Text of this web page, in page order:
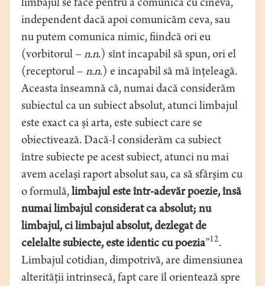
limbajul se face pentru a comunica cu cineva,
independent dacă apoi comunicăm ceva, sau
nu putem comunica nimic, fiindcă ori eu
(vorbitorul – n.n.) sînt incapabil să spun, ori el
(receptorul – n.n.) e incapabil să mă înţeleagă.
Aceasta înseamnă că, numai dacă considerăm
subiectul ca un subiect absolut, atunci limbajul
este exact ca şi arta, este subiect care se
obiectivează. Dacă-l considerăm ca subiect
între subiecte pe acest subiect, atunci nu mai
avem acelaşi raport absolut sau, ca să sfârşim cu
o formulă,limbajul este într-adevăr poezie, însă
numai limbajul considerat ca absolut; nu
limbajul, ci limbajul absolut, dezlegat de
celelalte subiecte, este identic cu poezia”12.
Limbajul cotidian, dimpotrivă, are dimensiunea
alterităţii intrinsecă, fapt care îl orientează spre